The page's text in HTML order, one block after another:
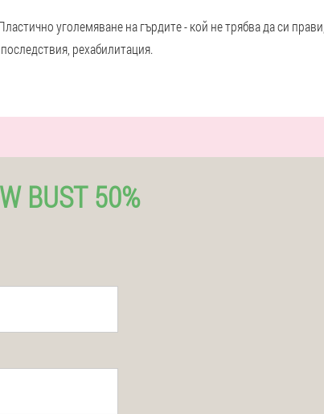
уголемяване на гърдите - кой не трябва да си
рехабилитация.
BUST 50%